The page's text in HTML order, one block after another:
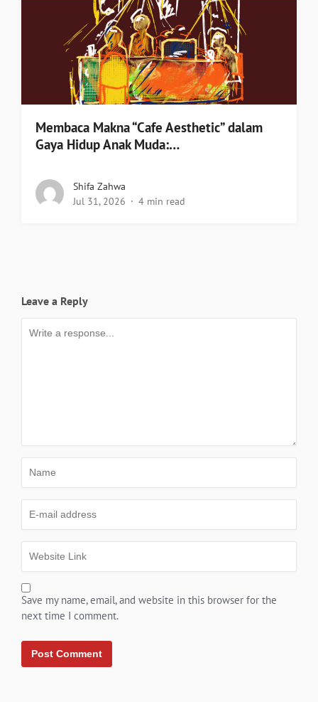
Membaca Makna “Cafe Aesthetic” dalam
Gaya Hidup Anak Muda:…
Shifa Zahwa
Jul 31, 2026
4 min read
Leave a Reply
Save my name, email, and website in this browser for the
next time I comment.